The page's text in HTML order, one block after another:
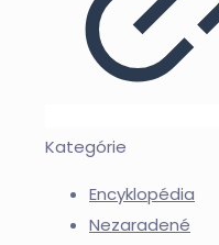
Kategórie
Encyklopédia
Nezaradené